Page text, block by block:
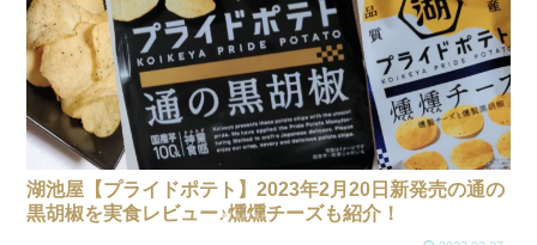
湖池屋【プライドポテト】2023年2月20日新発売の通の
黒胡椒を実食レビュー♪燻燻チーズも紹介！